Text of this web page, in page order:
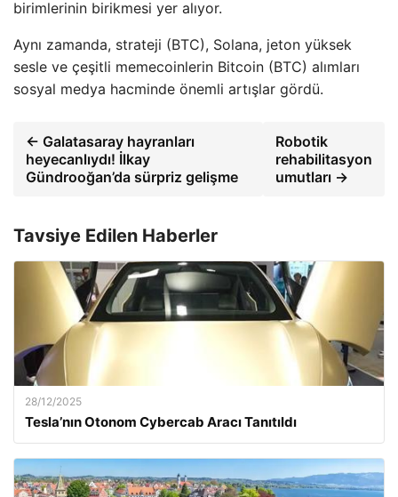
birimlerinin birikmesi yer alıyor.
Aynı zamanda, strateji (BTC), Solana, jeton yüksek
sesle ve çeşitli memecoinlerin Bitcoin (BTC) alımları
sosyal medya hacminde önemli artışlar gördü.
← Galatasaray hayranları
heyecanlıydı! İlkay
Gündrooğan’da sürpriz gelişme
Robotik
rehabilitasyon
umutları →
Tavsiye Edilen Haberler
28/12/2025
Tesla’nın Otonom Cybercab Aracı Tanıtıldı